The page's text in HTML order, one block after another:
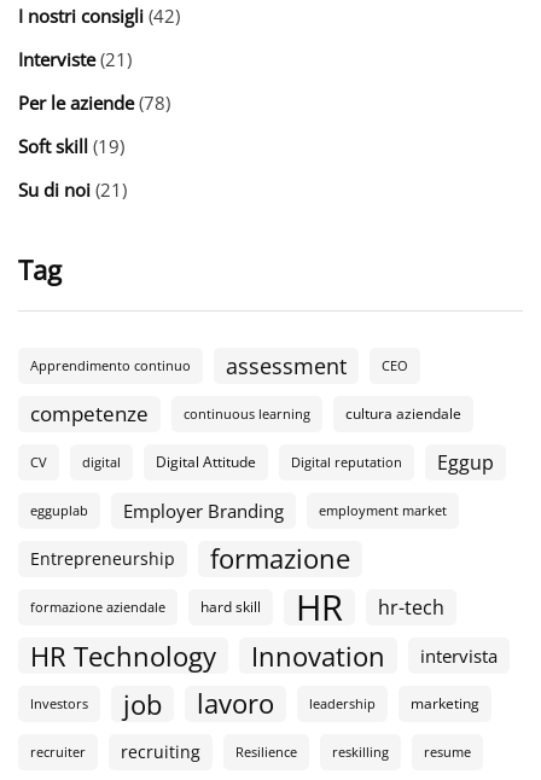
I nostri consigli (42)
Interviste(21)
Per le aziende(78)
Soft skill (19)
Su di noi (21)
Tag
Apprendimento continuo assessment CEO
competenze continuous learning cultura aziendale
CV digital Digital Attitude Digital reputation Eggup
egguplab Employer Branding employment market
Entrepreneurship formazione
formazione aziendale hard skill HR hr-tech
HR Technology Innovation intervista
Investors job lavoro leadership marketing
recruiter recruiting Resilience reskilling resume